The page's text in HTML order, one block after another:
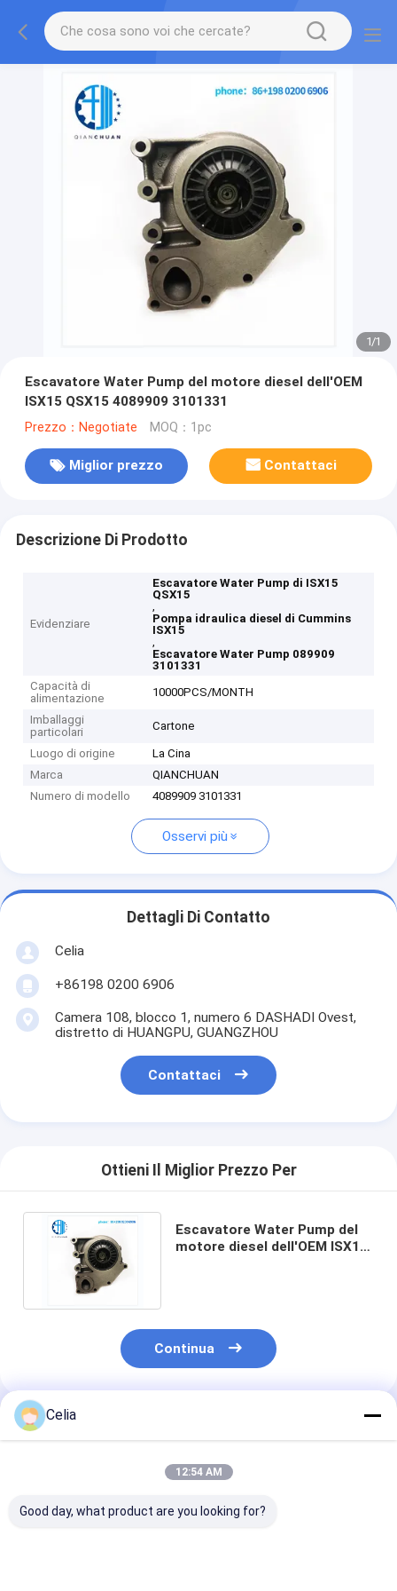
1/1
Escavatore Water Pump del motore diesel dell'OEM
ISX15 QSX15 4089909 3101331
Prezzo：Negotiate MOQ：1pc
Miglior prezzo Contattaci
Descrizione Di Prodotto
Evidenziare
Escavatore Water Pump di ISX15
QSX15
,
Pompa idraulica diesel di Cummins
ISX15
,
Escavatore Water Pump 089909
3101331
Capacità di
alimentazione
10000PCS/MONTH
Imballaggi
particolari
Cartone
Luogo di origine
La Cina
Marca
QIANCHUAN
Numero di modello
4089909 3101331
Osservi più
Dettagli Di Contatto
Celia
+86198 0200 6906
Camera 108, blocco 1, numero 6 DASHADI Ovest,
distretto di HUANGPU, GUANGZHOU
Contattaci
Ottieni Il Miglior Prezzo Per
Escavatore Water Pump del
motore diesel dell'OEM ISX15
Continua
Prodotti Raccomandati
Celia
12:54 AM
Good day, what product are you looking for?